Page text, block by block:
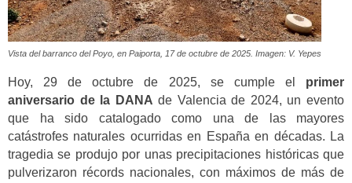
Vista del barranco del Poyo, en Paiporta, 17 de octubre de 2025. Imagen: V. Yepes
Hoy, 29 de octubre de 2025, se cumple el primer
aniversario de la DANA de Valencia de 2024, un evento
que ha sido catalogado como una de las mayores
catástrofes naturales ocurridas en España en décadas. La
tragedia se produjo por unas precipitaciones históricas que
pulverizaron récords nacionales, con máximos de más de